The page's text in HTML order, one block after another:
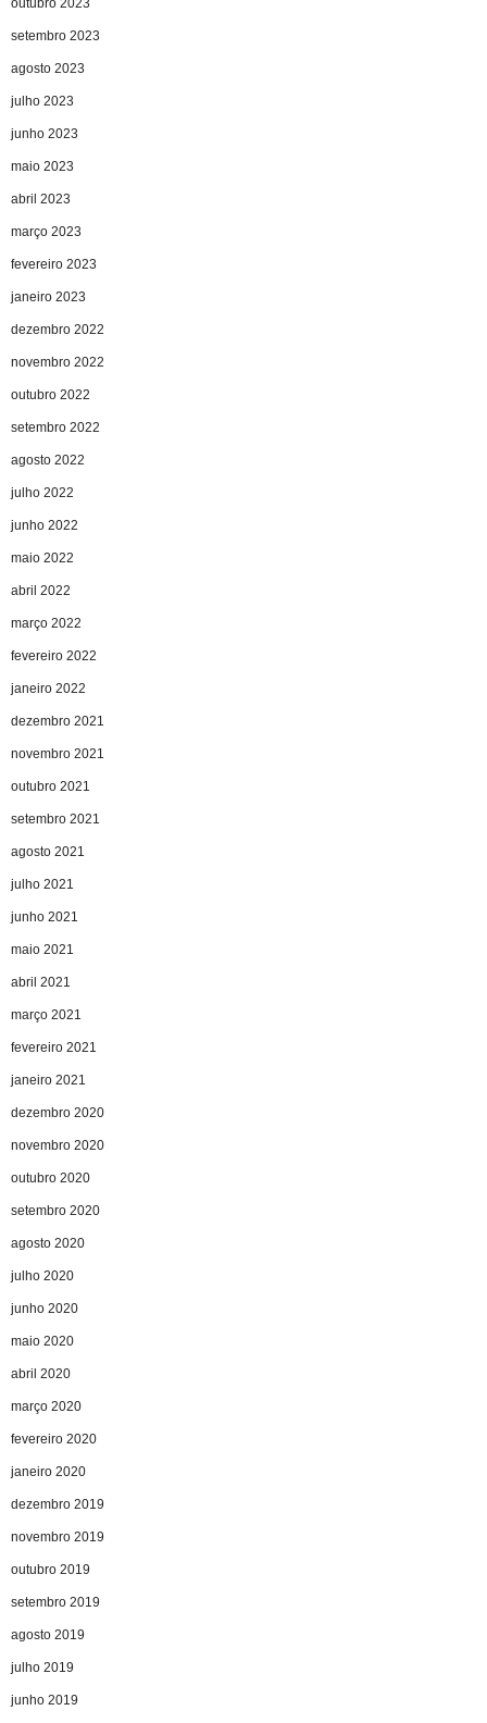
setembro 2023
agosto 2023
julho 2023
junho 2023
maio 2023
abril 2023
março 2023
fevereiro 2023
janeiro 2023
dezembro 2022
novembro 2022
outubro 2022
setembro 2022
agosto 2022
julho 2022
junho 2022
maio 2022
abril 2022
março 2022
fevereiro 2022
janeiro 2022
dezembro 2021
novembro 2021
outubro 2021
setembro 2021
agosto 2021
julho 2021
junho 2021
maio 2021
abril 2021
março 2021
fevereiro 2021
janeiro 2021
dezembro 2020
novembro 2020
outubro 2020
setembro 2020
agosto 2020
julho 2020
junho 2020
maio 2020
abril 2020
março 2020
fevereiro 2020
janeiro 2020
dezembro 2019
novembro 2019
outubro 2019
setembro 2019
agosto 2019
julho 2019
junho 2019